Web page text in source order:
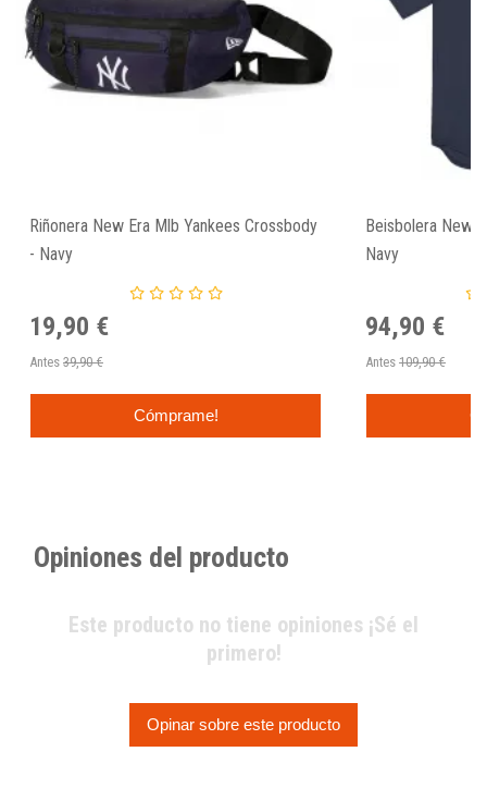
Riñonera New Era Mlb Yankees Crossbody
- Navy
19,90 €
Antes 39,90 €
Cómprame!
Beisbolera New
Navy
94,90 €
Antes 109,90 €
Opiniones del producto
Este producto no tiene opiniones ¡Sé el
primero!
Opinar sobre este producto